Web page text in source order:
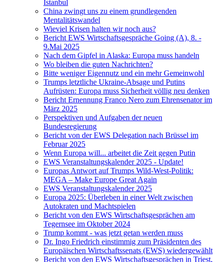
Istanbul
China zwingt uns zu einem grundlegenden
Mentalitätswandel
Wieviel Krisen halten wir noch aus?
Bericht EWS Wirtschaftsgespräche Going (A), 8. -
9.Mai 2025
Nach dem Gipfel in Alaska: Europa muss handeln
Wo bleiben die guten Nachrichten?
Bitte weniger Eigennutz und ein mehr Gemeinwohl
Trumps letztliche Ukraine-Absage und Putins
Aufrüsten: Europa muss Sicherheit völlig neu denken
Bericht Ernennung Franco Nero zum Ehrensenator im
März 2025
Perspektiven und Aufgaben der neuen
Bundesregierung
Bericht von der EWS Delegation nach Brüssel im
Februar 2025
Wenn Europa will... arbeitet die Zeit gegen Putin
EWS Veranstaltungskalender 2025 - Update!
Europas Antwort auf Trumps Wild-West-Politik:
MEGA – Make Europe Great Again
EWS Veranstaltungskalender 2025
Europa 2025: Überleben in einer Welt zwischen
Autokraten und Machtspielen
Bericht von den EWS Wirtschaftsgesprächen am
Tegernsee im Oktober 2024
Trump kommt - was jetzt getan werden muss
Dr. Ingo Friedrich einstimmig zum Präsidenten des
Europäischen Wirtschaftssenats (EWS) wiedergewählt
Bericht von den EWS Wirtschaftsgesprächen in Triest,